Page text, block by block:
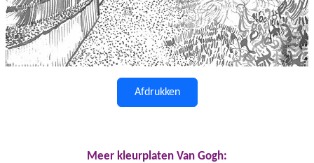
Afdrukken
Meer kleurplaten Van Gogh: